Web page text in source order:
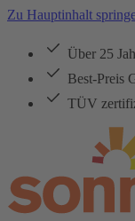
Zu Hauptinhalt
Über 25
Best-Preis
TÜV